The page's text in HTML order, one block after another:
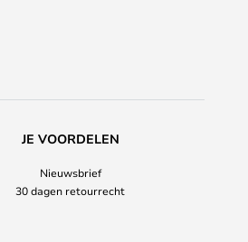
JE VOORDELEN
Nieuwsbrief
30 dagen retourrecht